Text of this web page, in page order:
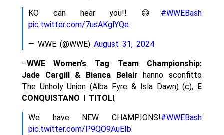
KO can hear you!! 😅 #WWEBash
pic.twitter.com/7usAKglYQe
— WWE (@WWE) August 31, 2024
–WWE Women’s Tag Team Championship:
Jade Cargill & Bianca Belair hanno sconfitto
The Unholy Union (Alba Fyre & Isla Dawn) (c), E
CONQUISTANO I TITOLI ;
We have NEW CHAMPIONS!#WWEBash
pic.twitter.com/P9QO9AuEIb